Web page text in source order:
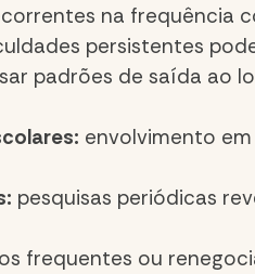
na frequência
persistentes
padrões de saída ao
envolvimento
pesquisas periódicas
frequentes ou